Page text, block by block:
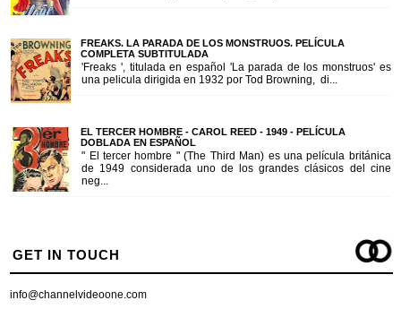
FREAKS. LA PARADA DE LOS MONSTRUOS. PELÍCULA
COMPLETA SUBTITULADA
'Freaks ', titulada en español 'La parada de los monstruos' es
una pelicula dirigida en 1932 por Tod Browning, di...
EL TERCER HOMBRE - CAROL REED - 1949 - PELÍCULA
DOBLADA EN ESPAÑOL
" El tercer hombre " (The Third Man) es una película británica
de 1949 considerada uno de los grandes clásicos del cine
neg...
GET IN TOUCH
info@channelvideoone.com